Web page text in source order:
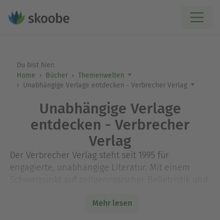
Du bist hier:
Home
Bücher
Themenwelten
Unabhängige Verlage entdecken - Verbrecher Verlag
Unabhängige Verlage
entdecken - Verbrecher
Verlag
Der Verbrecher Verlag steht seit 1995 für
engagierte, unabhängige Literatur. Mit einem
sowohl vergessene Stimmen als auch
Mehr lesen